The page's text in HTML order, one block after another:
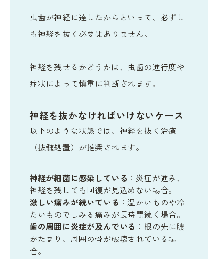
虫歯が神経に達したからといって、必ずし
も神経を抜く必要はありません。
神経を残せるかどうかは、虫歯の進行度や
症状によって慎重に判断されます。
神経を抜かなければいけないケース
以下のような状態では、神経を抜く治療
（抜髄処置）が推奨されます。
神経が細菌に感染している ：炎症が進み、
神経を残しても回復が見込めない場合。
激しい痛みが続いている ：温かいものや冷
たいものでしみる痛みが長時間続く場合。
歯の周囲に炎症が及んでいる ：根の先に膿
がたまり、周囲の骨が破壊されている場
合。